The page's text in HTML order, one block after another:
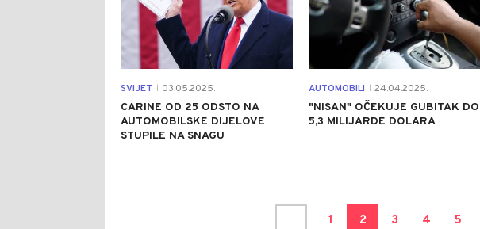
SVIJET 03.05.2025.
CARINE OD 25 ODSTO NA
AUTOMOBILSKE DIJELOVE
STUPILE NA SNAGU
AUTOMOBILI 24.04.2025.
"NISAN" OČEKUJE GUBITAK DO
5,3 MILIJARDE DOLARA
1 2 3 4 5